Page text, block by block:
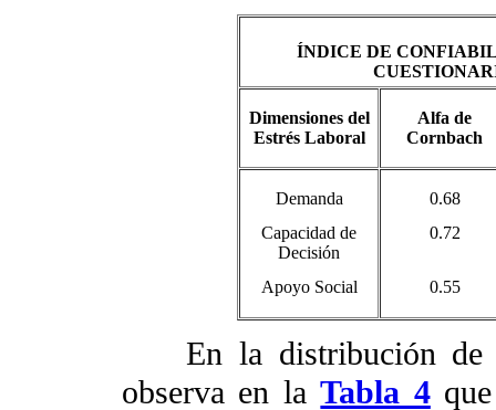
ÍNDICE DE
Dimensiones del
Estrés Laboral
Alfa de
Cornbach
Demanda
Capacidad de
Decisión
Apoyo Social
0.68
0.72
0.55
En la distribución de
observa en laTabla 4que